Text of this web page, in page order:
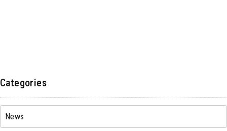
Categories
News